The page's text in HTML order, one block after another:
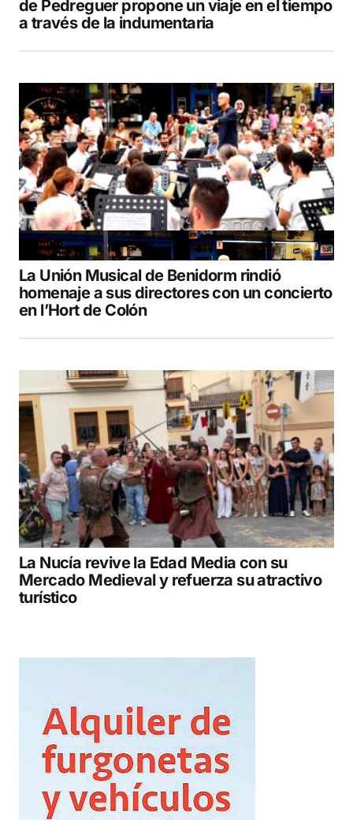
de Pedreguer propone un viaje en el tiempo
a través de la indumentaria
La Unión Musical de Benidorm rindió
homenaje a sus directores con un concierto
en l’Hort de Colón
La Nucía revive la Edad Media con su
Mercado Medieval y refuerza su atractivo
turístico